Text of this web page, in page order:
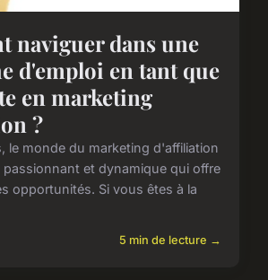
naviguer dans une
d'emploi en tant que
en marketing
?
le monde du marketing d'affiliation
et dynamique qui offre
opportunités. Si vous êtes à la
5 min de lecture →